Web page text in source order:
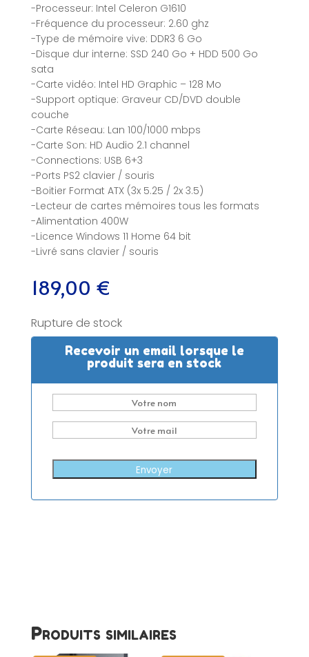
-Processeur: Intel Celeron G1610
-Fréquence du processeur: 2.60 ghz
-Type de mémoire vive: DDR3 6 Go
-Disque dur interne: SSD 240 Go + HDD 500 Go
sata
-Carte vidéo: Intel HD Graphic – 128 Mo
-Support optique: Graveur CD/DVD double
couche
-Carte Réseau: Lan 100/1000 mbps
-Carte Son: HD Audio 2.1 channel
-Connections: USB 6+3
-Ports PS2 clavier / souris
-Boitier Format ATX (3x 5.25 / 2x 3.5)
-Lecteur de cartes mémoires tous les formats
-Alimentation 400W
-Licence Windows 11 Home 64 bit
-Livré sans clavier / souris
189,00 €
Rupture de stock
Recevoir un email lorsque le
produit sera en stock
Envoyer
Produits similaires